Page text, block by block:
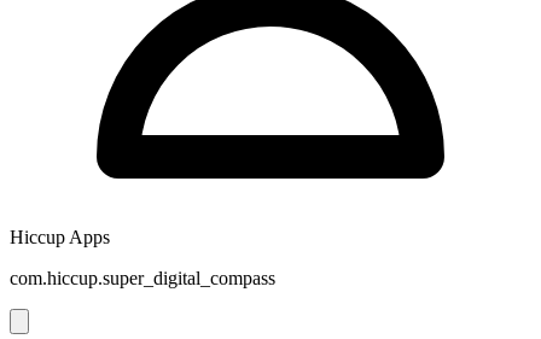
Hiccup Apps
com.hiccup.super_digital_compass